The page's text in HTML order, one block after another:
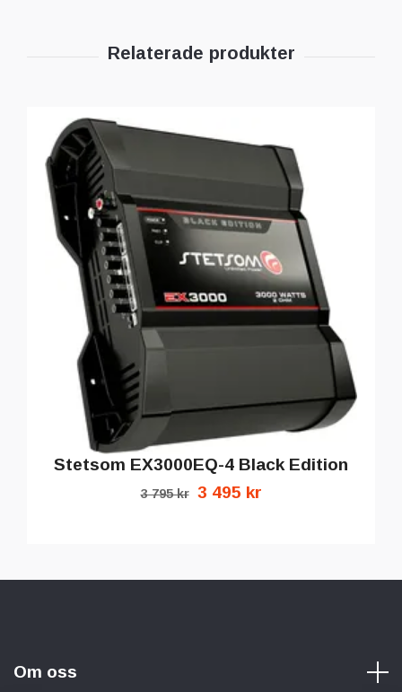
Stetsom EX3000EQ-4 Black Edition
3 795 kr 3 495 kr
Om oss